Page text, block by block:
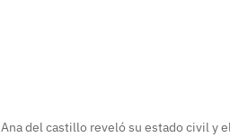
Ana del castillo reveló su estado civil y